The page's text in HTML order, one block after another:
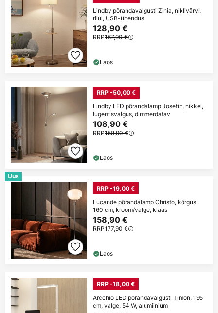
Lindby põrandavalgusti Zinia, niklivärvi,
riiul, USB-ühendus
128,90 €
RRP167,90 €
Laos
RRP -50,00 €
Lindby LED põrandalamp Josefin, nikkel,
lugemisvalgus, dimmerdatav
108,90 €
RRP158,90 €
Laos
Uus
RRP -19,00 €
Lucande põrandalamp Christo, kõrgus
160 cm, kroom/valge, klaas
158,90 €
RRP177,90 €
Laos
RRP -18,00 €
Arcchio LED põrandavalgusti Timon, 195
cm, valge, 54 W, alumiinium